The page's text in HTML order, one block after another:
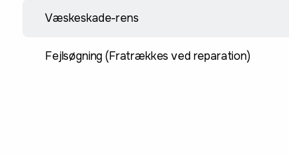
Væskeskade-rens
Fejlsøgning (Fratrækkes ved reparation)